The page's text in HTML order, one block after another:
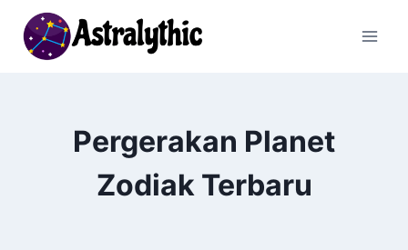
content
Pergerakan Planet
Zodiak Terbaru